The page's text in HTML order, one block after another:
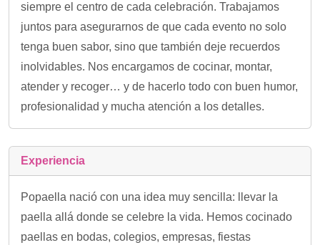
siempre el centro de cada celebración. Trabajamos
juntos para asegurarnos de que cada evento no solo
tenga buen sabor, sino que también deje recuerdos
inolvidables. Nos encargamos de cocinar, montar,
atender y recoger… y de hacerlo todo con buen humor,
profesionalidad y mucha atención a los detalles.
Experiencia
Popaella nació con una idea muy sencilla: llevar la
paella allá donde se celebre la vida. Hemos cocinado
paellas en bodas, colegios, empresas, fiestas